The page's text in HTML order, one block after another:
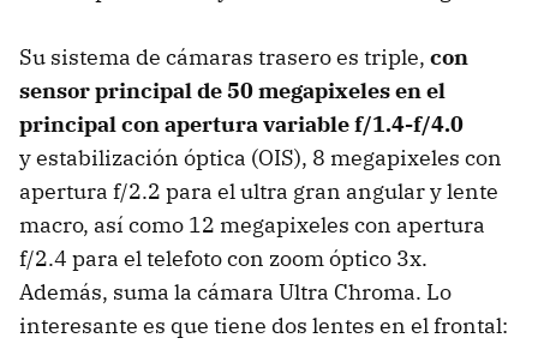
Su sistema de cámaras trasero es triple, con
sensor principal de50 megapixeles en el
principal con apertura variable f/1.4-f/4.0
y estabilización óptica (OIS), 8 megapixeles con
apertura f/2.2 para el ultra gran angular y lente
macro, así como 12 megapixeles con apertura
f/2.4 para el telefoto con zoom óptico 3x.
Además, suma la cámara Ultra Chroma. Lo
interesante es que tiene dos lentes en el frontal: